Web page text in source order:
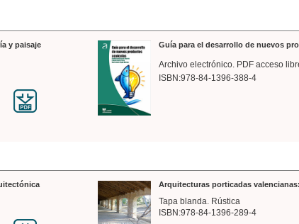
y paisaje Guía para el desarrollo de nuevos
Archivo electrónico. PDF acceso
ISBN:978-84-1396-388-4
Arquitecturas porticadas
Tapa blanda. Rústica
ISBN:978-84-1396-289-4